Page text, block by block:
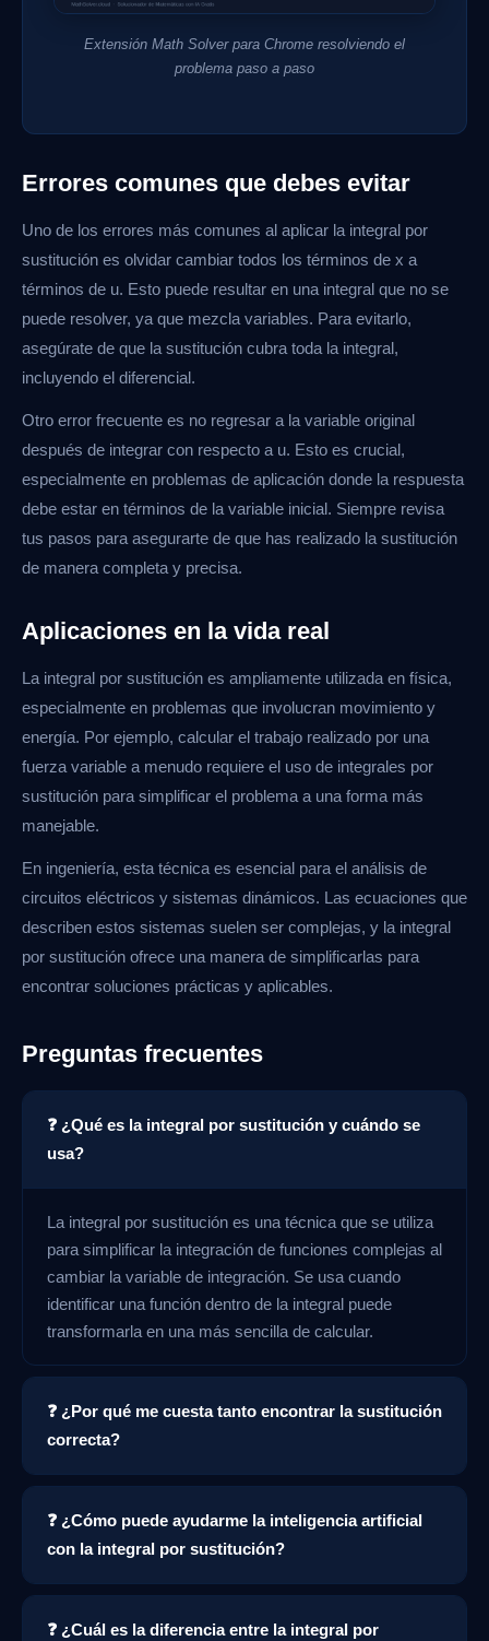
Extensión Math Solver para Chrome resolviendo el
problema paso a paso
Errores comunes que debes evitar
Uno de los errores más comunes al aplicar la integral por
sustitución es olvidar cambiar todos los términos de x a
términos de u. Esto puede resultar en una integral que no se
puede resolver, ya que mezcla variables. Para evitarlo,
asegúrate de que la sustitución cubra toda la integral,
incluyendo el diferencial.
Otro error frecuente es no regresar a la variable original
después de integrar con respecto a u. Esto es crucial,
especialmente en problemas de aplicación donde la respuesta
debe estar en términos de la variable inicial. Siempre revisa
tus pasos para asegurarte de que has realizado la sustitución
de manera completa y precisa.
Aplicaciones en la vida real
La integral por sustitución es ampliamente utilizada en física,
especialmente en problemas que involucran movimiento y
energía. Por ejemplo, calcular el trabajo realizado por una
fuerza variable a menudo requiere el uso de integrales por
sustitución para simplificar el problema a una forma más
manejable.
En ingeniería, esta técnica es esencial para el análisis de
circuitos eléctricos y sistemas dinámicos. Las ecuaciones que
describen estos sistemas suelen ser complejas, y la integral
por sustitución ofrece una manera de simplificarlas para
encontrar soluciones prácticas y aplicables.
Preguntas frecuentes
❓ ¿Qué es la integral por sustitución y cuándo se
usa?
La integral por sustitución es una técnica que se utiliza
para simplificar la integración de funciones complejas al
cambiar la variable de integración. Se usa cuando
identificar una función dentro de la integral puede
transformarla en una más sencilla de calcular.
❓ ¿Por qué me cuesta tanto encontrar la sustitución
correcta?
❓ ¿Cómo puede ayudarme la inteligencia artificial
con la integral por sustitución?
❓ ¿Cuál es la diferencia entre la integral por